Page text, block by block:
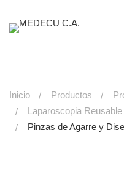
Inicio Productos
Laparoscopia Reusable
Pinzas de Agarre y